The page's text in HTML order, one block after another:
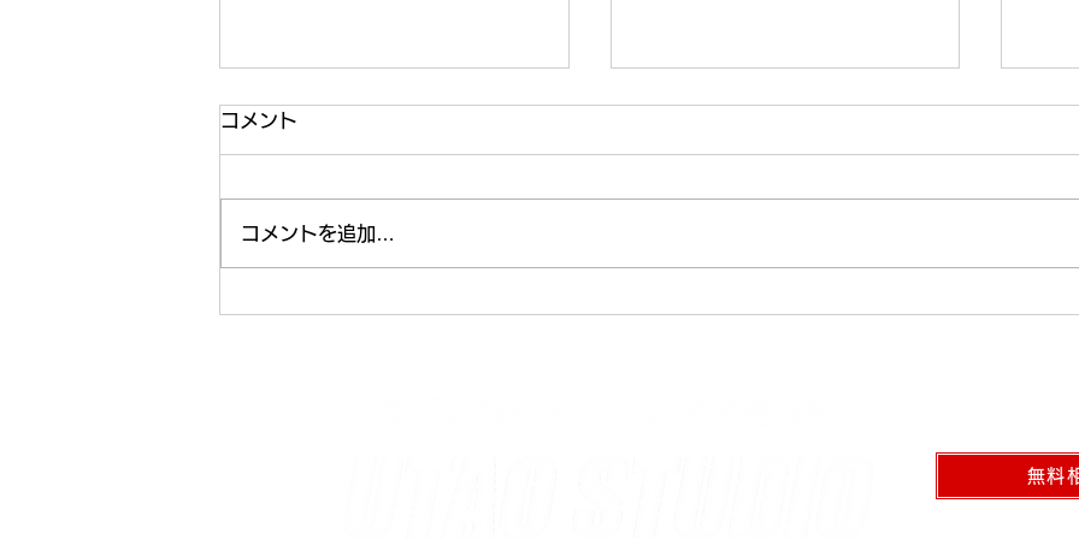
3DプリンターでBlackmagic
「いい音」とは何か？〜PA
有線
コメント
コメントを追加…
無料